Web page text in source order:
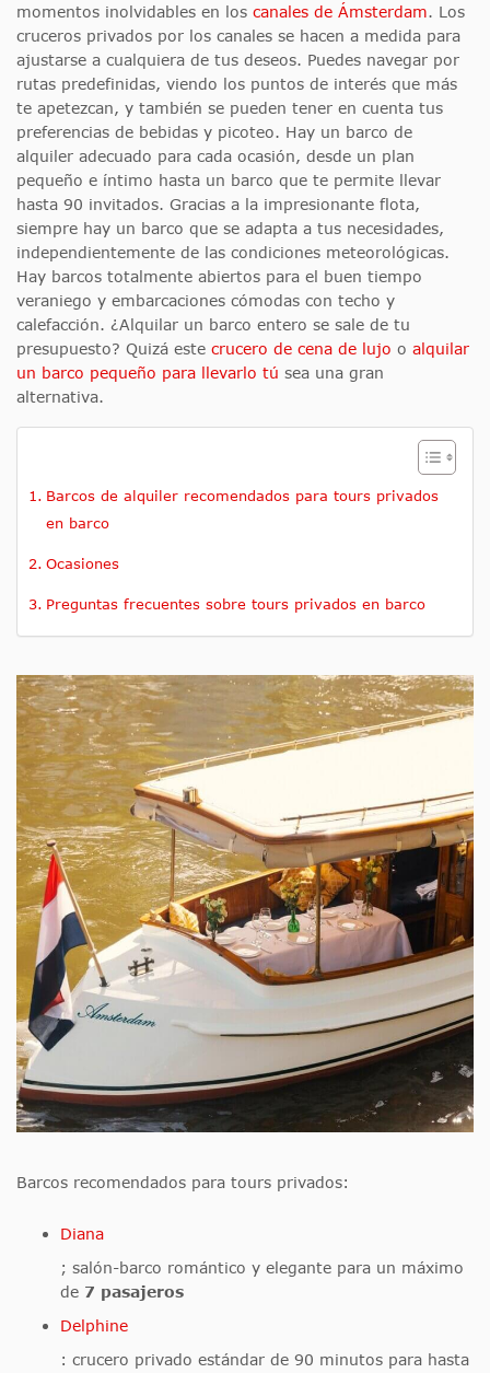
momentos inolvidables en los canales de Ámsterdam. Los
cruceros privados por los canales se hacen a medida para
ajustarse a cualquiera de tus deseos. Puedes navegar por
rutas predefinidas, viendo los puntos de interés que más
te apetezcan, y también se pueden tener en cuenta tus
preferencias de bebidas y picoteo. Hay un barco de
alquiler adecuado para cada ocasión, desde un plan
pequeño e íntimo hasta un barco que te permite llevar
hasta 90 invitados. Gracias a la impresionante flota,
siempre hay un barco que se adapta a tus necesidades,
independientemente de las condiciones meteorológicas.
Hay barcos totalmente abiertos para el buen tiempo
veraniego y embarcaciones cómodas con techo y
calefacción. ¿Alquilar un barco entero se sale de tu
presupuesto? Quizá este crucero de cena de lujo o alquilar
un barco pequeño para llevarlo tú sea una gran
alternativa.
Barcos de alquiler recomendados para tours privados
en barco
Ocasiones
Preguntas frecuentes sobre tours privados en barco
Barcos recomendados para tours privados:
Diana
; salón-barco romántico y elegante para un máximo
de 7 pasajeros
Delphine
: crucero privado estándar de 90 minutos para hasta